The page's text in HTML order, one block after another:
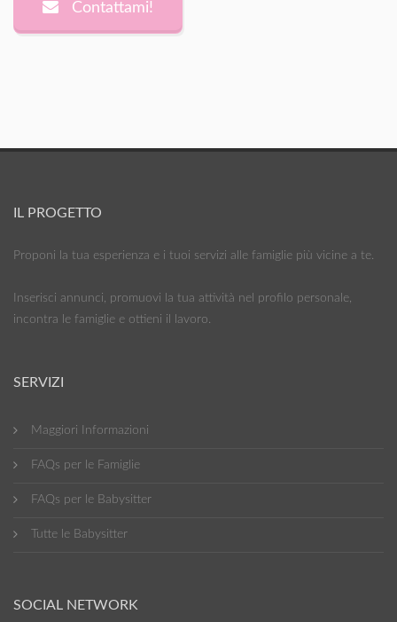
Contattami!
IL PROGETTO
Proponi la tua esperienza e i tuoi servizi alle famiglie più vicine a te.
Inserisci annunci, promuovi la tua attività nel profilo personale,
incontra le famiglie e ottieni il lavoro.
SERVIZI
Maggiori Informazioni
FAQs per le Famiglie
FAQs per le Babysitter
Tutte le Babysitter
SOCIAL NETWORK